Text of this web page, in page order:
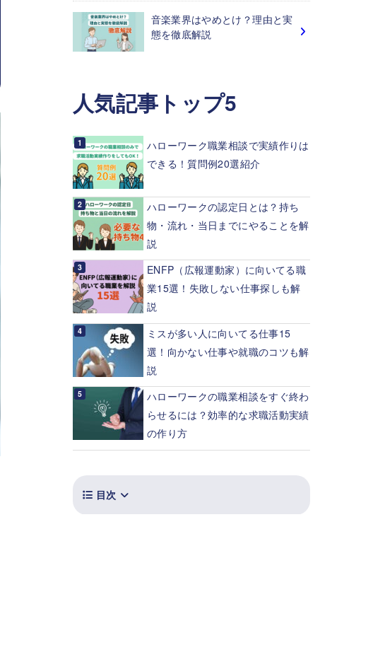
音楽業界はやめとけ？理由と実
態を徹底解説
人気記事トップ5
ハローワーク職業相談で実績作りは
できる！質問例20選紹介
ハローワークの認定日とは？持ち
物・流れ・当日までにやることを解
説
ENFP（広報運動家）に向いてる職
業15選！失敗しない仕事探しも解
説
ミスが多い人に向いてる仕事15
選！向かない仕事や就職のコツも解
説
ハローワークの職業相談をすぐ終わ
らせるには？効率的な求職活動実績
の作り方
目次